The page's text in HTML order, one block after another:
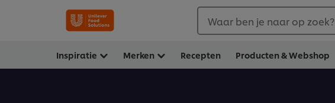
Waar ben je naar op zoek?
Inspiratie Merken Recepten Producten & Webshop